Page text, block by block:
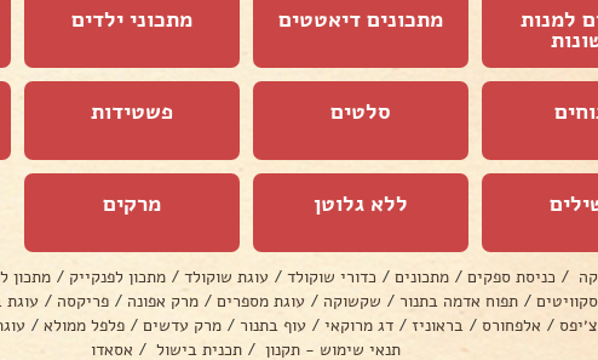
למנות מתכונים דיאטטים מתכוני ילדים
סלטים פשטידות
ללא גלוטן מרקים
/ כניסת ספקים / מתכונים / כדורי שוקולד / עוגת שוקולד / מתכון לפנקייק / מתכון
/ תפוח אדמה בתנור / שקשוקה / עוגת מספרים / מרק אפונה / פריקסה / עוגת
/ אלפחורס / בראוניז / דג מרוקאי / עוף בתנור / מרק עדשים / פלפל ממולא /
תנאי שימוש - תקנון / תכנית בישול / אסאדו